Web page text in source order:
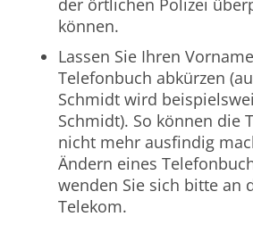
der örtlichen Polizei
können.
Lassen Sie Ihren
Telefonbuch abkürzen
Schmidt wird
Schmidt). So können die
nicht mehr ausfindig
Ändern eines
wenden Sie sich bitte an
Telekom.